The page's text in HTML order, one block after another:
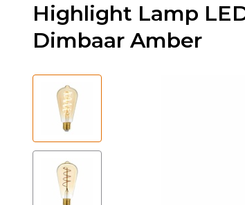
Highlight Lamp
Dimbaar Amber